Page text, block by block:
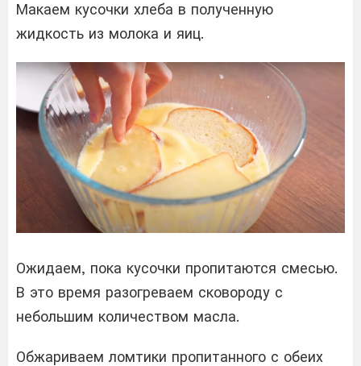
Макаем кусочки хлеба в полученную
жидкость из молока и яиц.
Ожидаем, пока кусочки пропитаются смесью.
В это время разогреваем сковороду с
небольшим количеством масла.
Обжариваем ломтики пропитанного с обеих